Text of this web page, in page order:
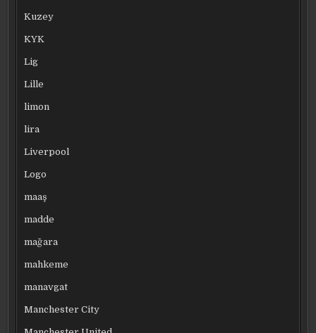
Kuzey
KYK
Lig
Lille
limon
lira
Liverpool
Logo
maaş
madde
mağara
mahkeme
manavgat
Manchester City